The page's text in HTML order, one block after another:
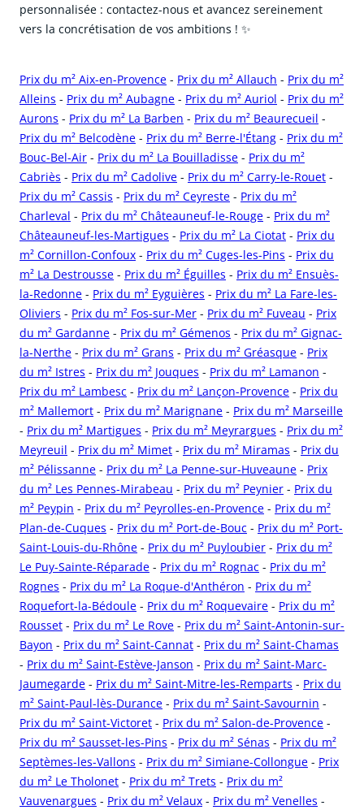
personnalisée : contactez-nous et avancez sereinement
vers la concrétisation de vos ambitions ! ✨
Prix du m² Aix-en-Provence - Prix du m² Allauch - Prix du m²
Alleins - Prix du m² Aubagne - Prix du m² Auriol - Prix du m²
Aurons - Prix du m² La Barben - Prix du m² Beaurecueil -
Prix du m² Belcodène - Prix du m² Berre-l'Étang - Prix du m²
Bouc-Bel-Air - Prix du m² La Bouilladisse - Prix du m²
Cabriès - Prix du m² Cadolive - Prix du m² Carry-le-Rouet -
Prix du m² Cassis - Prix du m² Ceyreste - Prix du m²
Charleval - Prix du m² Châteauneuf-le-Rouge - Prix du m²
Châteauneuf-les-Martigues - Prix du m² La Ciotat - Prix du
m² Cornillon-Confoux - Prix du m² Cuges-les-Pins - Prix du
m² La Destrousse - Prix du m² Éguilles - Prix du m² Ensuès-
la-Redonne - Prix du m² Eyguières - Prix du m² La Fare-les-
Oliviers - Prix du m² Fos-sur-Mer - Prix du m² Fuveau - Prix
du m² Gardanne - Prix du m² Gémenos - Prix du m² Gignac-
la-Nerthe - Prix du m² Grans - Prix du m² Gréasque - Prix
du m² Istres - Prix du m² Jouques - Prix du m² Lamanon -
Prix du m² Lambesc - Prix du m² Lançon-Provence - Prix du
m² Mallemort - Prix du m² Marignane - Prix du m² Marseille
- Prix du m² Martigues - Prix du m² Meyrargues - Prix du m²
Meyreuil - Prix du m² Mimet - Prix du m² Miramas - Prix du
m² Pélissanne - Prix du m² La Penne-sur-Huveaune - Prix
du m² Les Pennes-Mirabeau - Prix du m² Peynier - Prix du
m² Peypin - Prix du m² Peyrolles-en-Provence - Prix du m²
Plan-de-Cuques - Prix du m² Port-de-Bouc - Prix du m² Port-
Saint-Louis-du-Rhône - Prix du m² Puyloubier - Prix du m²
Le Puy-Sainte-Réparade - Prix du m² Rognac - Prix du m²
Rognes - Prix du m² La Roque-d'Anthéron - Prix du m²
Roquefort-la-Bédoule - Prix du m² Roquevaire - Prix du m²
Rousset - Prix du m² Le Rove - Prix du m² Saint-Antonin-sur-
Bayon - Prix du m² Saint-Cannat - Prix du m² Saint-Chamas
- Prix du m² Saint-Estève-Janson - Prix du m² Saint-Marc-
Jaumegarde - Prix du m² Saint-Mitre-les-Remparts - Prix du
m² Saint-Paul-lès-Durance - Prix du m² Saint-Savournin -
Prix du m² Saint-Victoret - Prix du m² Salon-de-Provence -
Prix du m² Sausset-les-Pins - Prix du m² Sénas - Prix du m²
Septèmes-les-Vallons - Prix du m² Simiane-Collongue - Prix
du m² Le Tholonet - Prix du m² Trets - Prix du m²
Vauvenargues - Prix du m² Velaux - Prix du m² Venelles -